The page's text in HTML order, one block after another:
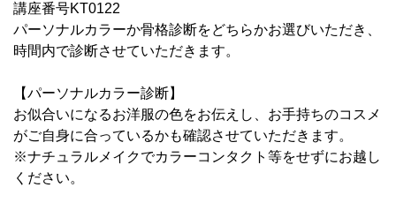
講座番号KT0122
パーソナルカラーか骨格診断をどちらかお選びいただき、
時間内で診断させていただきます。
【パーソナルカラー診断】
お似合いになるお洋服の色をお伝えし、お手持ちのコスメ
がご自身に合っているかも確認させていただきます。
※ナチュラルメイクでカラーコンタクト等をせずにお越し
ください。